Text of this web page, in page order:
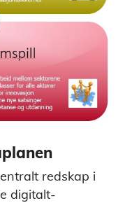
redskap i
digitalt-